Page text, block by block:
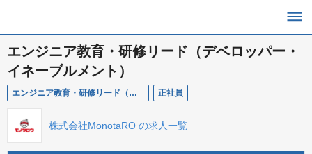
エンジニア教育・研修リード（デベロッパー・
イネーブルメント）
エンジニア教育・研修リード（デベロッパー・イネーブルメント） 正社員
株式会社MonotaRO の求人一覧